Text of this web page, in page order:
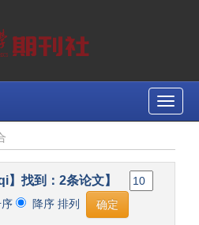
Toggle
】找到：2条论文】
降序 排列